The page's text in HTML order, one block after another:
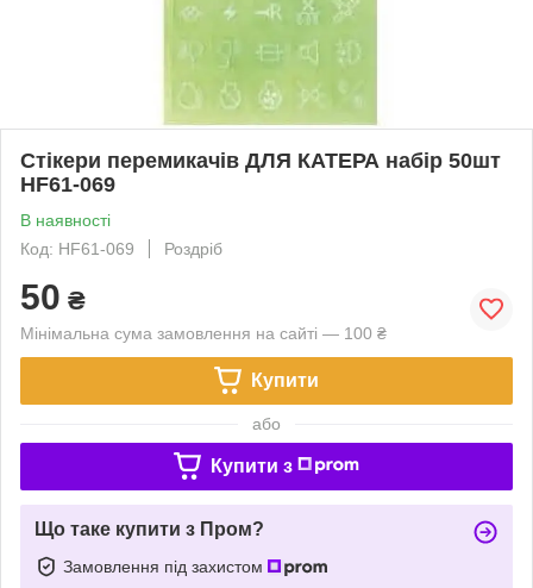
Стікери перемикачів ДЛЯ КАТЕРА набір 50шт
HF61-069
В наявності
Код: HF61-069
Роздріб
50 ₴
Мінімальна сума замовлення на сайті — 100 ₴
Купити
або
Купити з
Що таке купити з Пром?
Замовлення під захистом